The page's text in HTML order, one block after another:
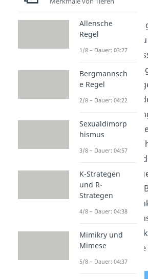
Räuberpopulation.
Wenn es viel
die Räuber mehr
können sie sich
Die
dadurch, dass
die Nachkommen
geboren und
Die vielen Räuber
wiederum die
oder -pflanzen.
Räuber auch
wodurch auch der
Räubern wieder
schließlich dazu,
wieder ausbreiten
Kreislauf von
Allensche
Regel
1/8 – Dauer: 03:27
Bergmannsch
e Regel
2/8 – Dauer: 04:22
Sexualdimorp
hismus
3/8 – Dauer: 04:57
K-Strategen
und R-
Strategen
4/8 – Dauer: 04:38
Mimikry und
Mimese
5/8 – Dauer: 04:37